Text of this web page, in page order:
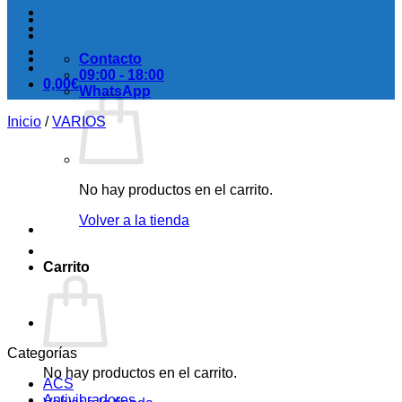
0,00€
No hay productos en el carrito.
Volver a la tienda
Carrito
No hay productos en el carrito.
Contacto
09:00 - 18:00
WhatsApp
Inicio / VARIOS
Categorías
ACS